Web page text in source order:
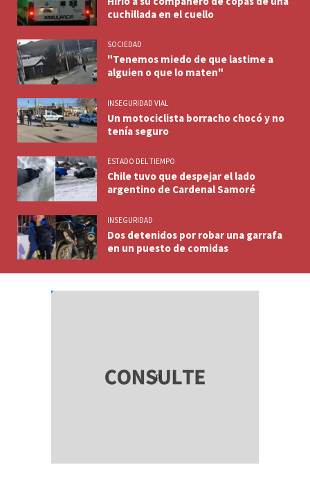
cuchillada en el cuello
SOCIEDAD
"Tenemos miedo de que lastime a
alguien o que lo maten"
INSEGURIDAD VIAL
Un motociclista borracho chocó y no
tenía seguro
ESTADO DEL TIEMPO
Chile tuvo que despejar el lado
argentino de Cardenal Samoré
INSEGURIDAD
Dos detenidos por robar una garrafa
en un puesto de comidas